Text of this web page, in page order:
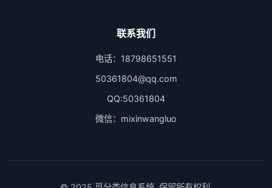
联系我们
电话：18798651551
50361804@qq.com
QQ:50361804
微信：mixinwangluo